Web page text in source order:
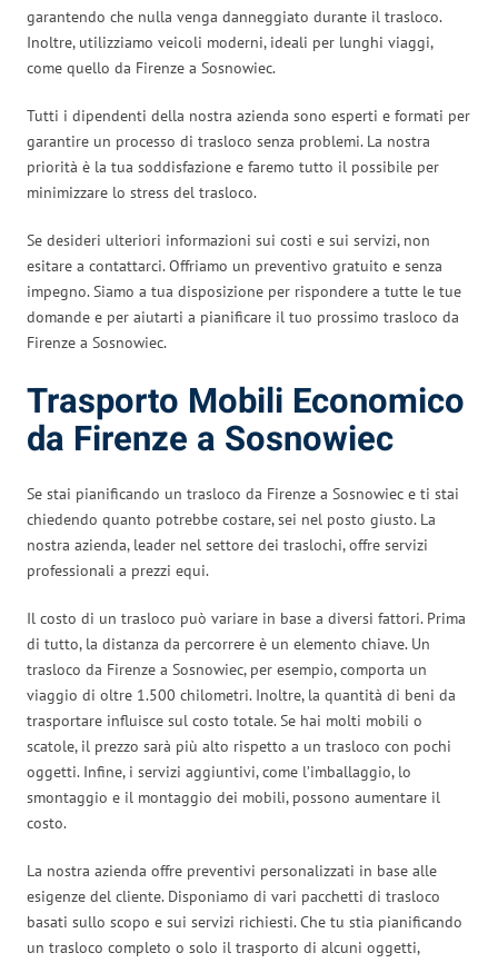
garantendo che nulla venga danneggiato durante il trasloco.
Inoltre, utilizziamo veicoli moderni, ideali per lunghi viaggi,
come quello da Firenze a Sosnowiec.
Tutti i dipendenti della nostra azienda sono esperti e formati per
garantire un processo di trasloco senza problemi. La nostra
priorità è la tua soddisfazione e faremo tutto il possibile per
minimizzare lo stress del trasloco.
Se desideri ulteriori informazioni sui costi e sui servizi, non
esitare a contattarci. Offriamo un preventivo gratuito e senza
impegno. Siamo a tua disposizione per rispondere a tutte le tue
domande e per aiutarti a pianificare il tuo prossimo trasloco da
Firenze a Sosnowiec.
Trasporto Mobili Economico
da Firenze a Sosnowiec
Se stai pianificando un trasloco da Firenze a Sosnowiec e ti stai
chiedendo quanto potrebbe costare, sei nel posto giusto. La
nostra azienda, leader nel settore dei traslochi, offre servizi
professionali a prezzi equi.
Il costo di un trasloco può variare in base a diversi fattori. Prima
di tutto, la distanza da percorrere è un elemento chiave. Un
trasloco da Firenze a Sosnowiec, per esempio, comporta un
viaggio di oltre 1.500 chilometri. Inoltre, la quantità di beni da
trasportare influisce sul costo totale. Se hai molti mobili o
scatole, il prezzo sarà più alto rispetto a un trasloco con pochi
oggetti. Infine, i servizi aggiuntivi, come l’imballaggio, lo
smontaggio e il montaggio dei mobili, possono aumentare il
costo.
La nostra azienda offre preventivi personalizzati in base alle
esigenze del cliente. Disponiamo di vari pacchetti di trasloco
basati sullo scopo e sui servizi richiesti. Che tu stia pianificando
un trasloco completo o solo il trasporto di alcuni oggetti,